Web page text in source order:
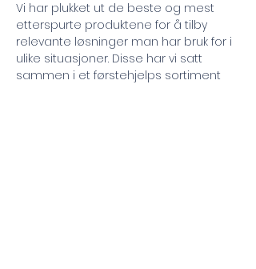
Vi har plukket ut de beste og mest
etterspurte produktene for å tilby
relevante løsninger man har bruk for i
ulike situasjoner. Disse har vi satt
sammen i et førstehjelps sortiment